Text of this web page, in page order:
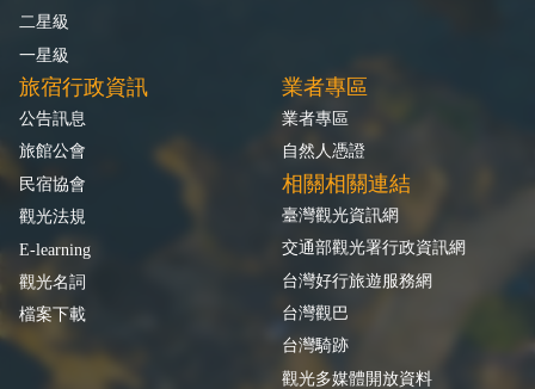
二星級
一星級
旅宿行政資訊
公告訊息
旅館公會
民宿協會
觀光法規
E-learning
觀光名詞
檔案下載
業者專區
業者專區
自然人憑證
相關相關連結
臺灣觀光資訊網
交通部觀光署行政資訊網
台灣好行旅遊服務網
台灣觀巴
台灣騎跡
觀光多媒體開放資料